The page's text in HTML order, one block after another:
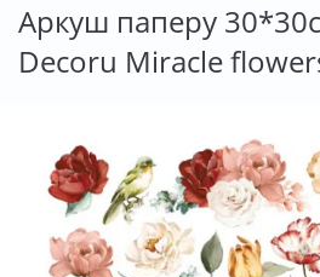
Аркуш паперу
Decoru Miracle